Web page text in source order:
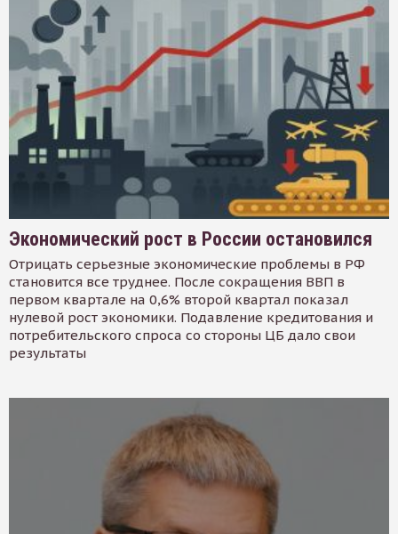
Экономический рост в России остановился
Отрицать серьезные экономические проблемы в РФ
становится все труднее. После сокращения ВВП в
первом квартале на 0,6% второй квартал показал
нулевой рост экономики. Подавление кредитования и
потребительского спроса со стороны ЦБ дало свои
результаты